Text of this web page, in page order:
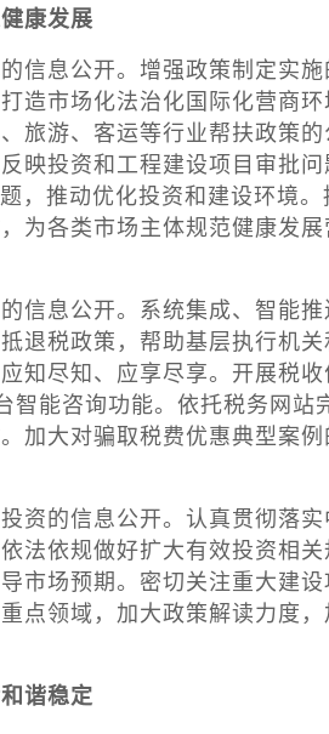
康发展
息公开。增强政策制定实施
造市场化法治化国际化营商
旅游、客运等行业帮扶政策
映投资和工程建设项目审批
，推动优化投资和建设环境
为各类市场主体规范健康发
息公开。系统集成、智能推
退税政策，帮助基层执行机
知尽知、应享尽享。开展税
智能咨询功能。依托税务网站
加大对骗取税费优惠典型案
的信息公开。认真贯彻落实
法依规做好扩大有效投资相
市场预期。密切关注重大建
点领域，加大政策解读力度，
谐稳定